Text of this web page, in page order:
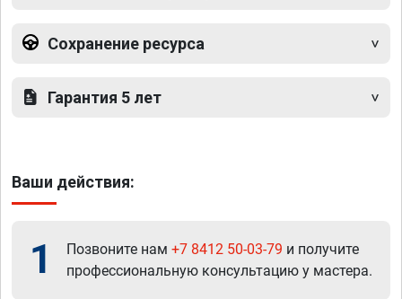
Сохранение ресурса
Гарантия 5 лет
Ваши действия:
1 Позвоните нам +7 8412 50-03-79 и получите
профессиональную консультацию у мастера.